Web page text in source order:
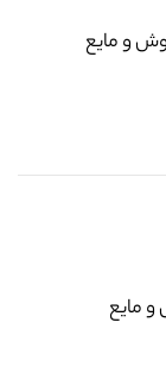
و مایع
مایع